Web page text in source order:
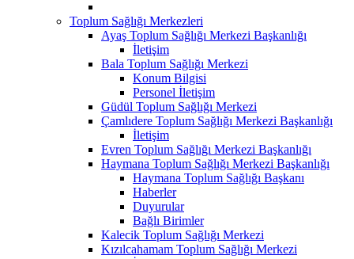
Toplum Sağlığı Merkezleri
Ayaş Toplum Sağlığı Merkezi Başkanlığı
İletişim
Bala Toplum Sağlığı Merkezi
Konum Bilgisi
Personel İletişim
Güdül Toplum Sağlığı Merkezi
Çamlıdere Toplum Sağlığı Merkezi Başkanlığı
İletişim
Evren Toplum Sağlığı Merkezi Başkanlığı
Haymana Toplum Sağlığı Merkezi Başkanlığı
Haymana Toplum Sağlığı Başkanı
Haberler
Duyurular
Bağlı Birimler
Kalecik Toplum Sağlığı Merkezi
Kızılcahamam Toplum Sağlığı Merkezi